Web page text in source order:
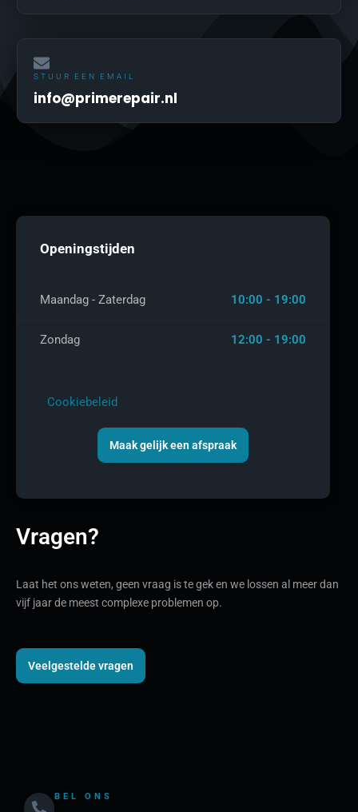
STUUR EEN EMAIL
info@primerepair.nl
Openingstijden
Maandag - Zaterdag 10:00 - 19:00
Zondag 12:00 - 19:00
Cookiebeleid
Maak gelijk een afspraak
Vragen?
Laat het ons weten, geen vraag is te gek en we lossen al meer dan
vijf jaar de meest complexe problemen op.
Veelgestelde vragen
BEL ONS